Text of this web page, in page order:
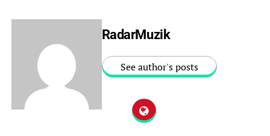
RadarMuzik
See author's posts